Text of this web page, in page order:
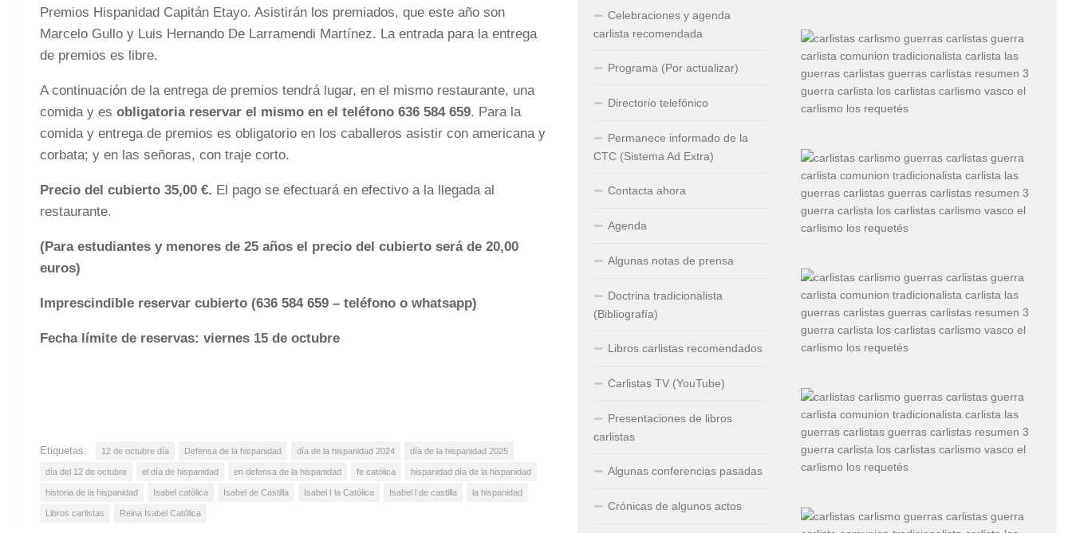
Premios Hispanidad Capitán Etayo. Asistirán los premiados, que este año son
Marcelo Gullo y Luis Hernando De Larramendi Martínez. La entrada para la entrega
de premios es libre.
A continuación de la entrega de premios tendrá lugar, en el mismo restaurante, una
comida y es obligatoria reservar el mismo en el teléfono 636 584 659. Para la
comida y entrega de premios es obligatorio en los caballeros asistir con americana y
corbata; y en las señoras, con traje corto.
Precio del cubierto 35,00 €. El pago se efectuará en efectivo a la llegada al
restaurante.
(Para estudiantes y menores de 25 años el precio del cubierto será de 20,00
euros)
Imprescindible reservar cubierto (636 584 659 – teléfono o whatsapp)
Fecha límite de reservas: viernes 15 de octubre
Etiquetas: 12 de octubre día Defensa de la hispanidad día de la hispanidad 2024 día de la hispanidad 2025
día del 12 de octubre el día de hispanidad en defensa de la hispanidad fe católica hispanidad día de la hispanidad
historia de la hispanidad Isabel católica Isabel de Castilla Isabel I la Católica Isabel l de castilla la hispanidad
Libros carlistas Reina Isabel Católica
Celebraciones y agenda
carlista recomendada
Programa (Por actualizar)
Directorio telefónico
Permanece informado de la
CTC (Sistema Ad Extra)
Contacta ahora
Agenda
Algunas notas de prensa
Doctrina tradicionalista
(Bibliografía)
Libros carlistas recomendados
Carlistas TV (YouTube)
Presentaciones de libros
carlistas
Algunas conferencias pasadas
Crónicas de algunos actos